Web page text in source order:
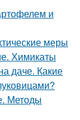
и
меры
Химикаты
даче. Какие
Методы